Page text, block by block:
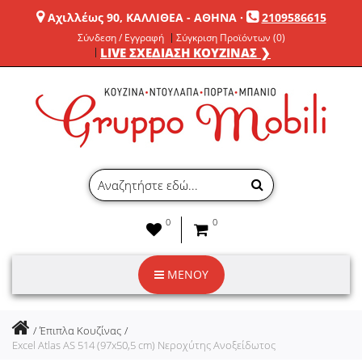
Αχιλλέως 90, ΚΑΛΛΙΘΕΑ - ΑΘΗΝΑ· 2109586615
Σύνδεση / Εγγραφή Σύγκριση Προϊόντων (0)
LIVE ΣΧΕΔΙΑΣΗ ΚΟΥΖΙΝΑΣ ❯
0 0
ΜΕΝΟΥ
Έπιπλα Κουζίνας
Excel Atlas AS 514 (97x50,5 cm) Νεροχύτης Ανοξείδωτος